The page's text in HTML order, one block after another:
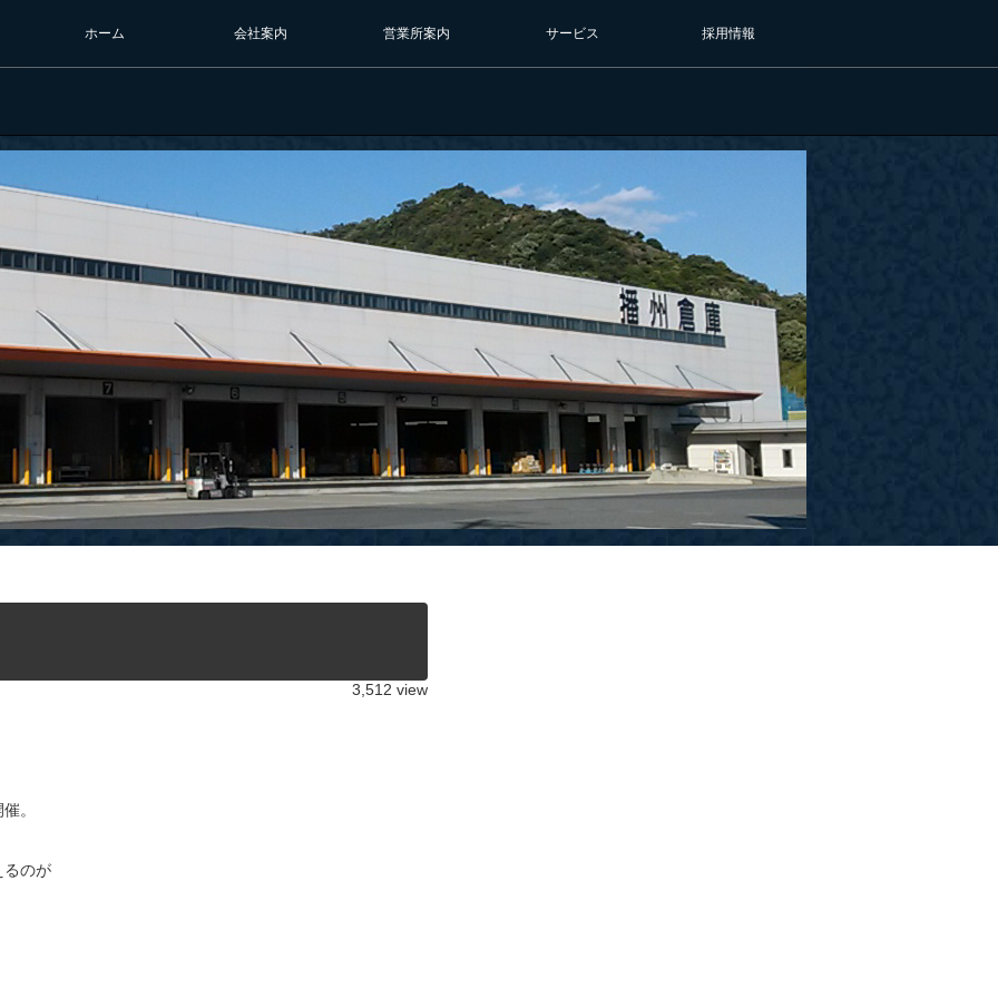
ホーム 会社案内 営業所案内 サービス 採用情報
3,512 view
。
るのが